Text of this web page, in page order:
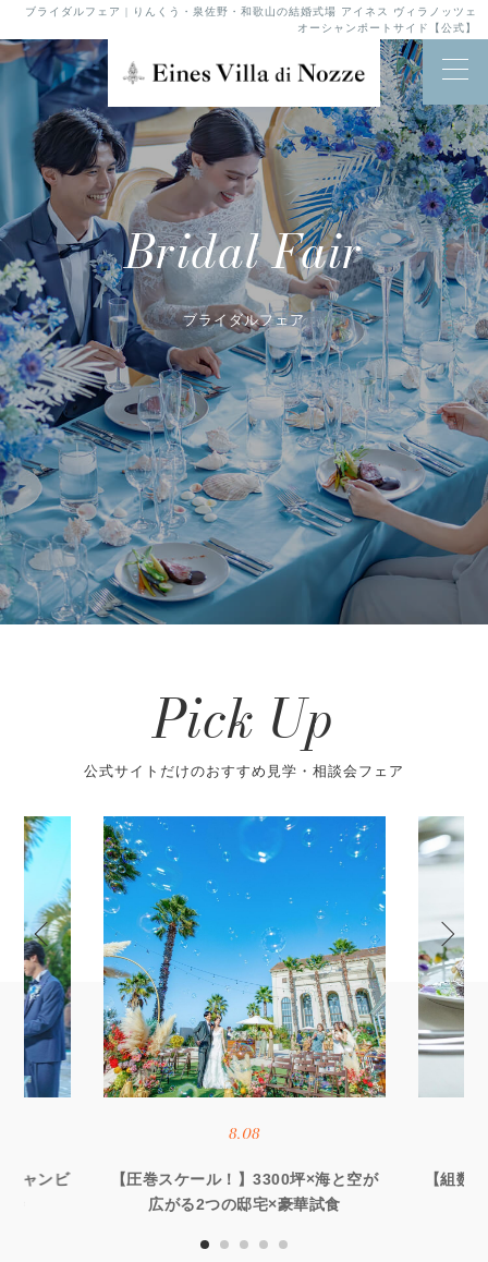
ブライダルフェア | りんくう・泉佐野・和歌山の結婚式場 アイネス ヴィラノッツェ
オーシャンポートサイド【公式】
Bridal Fair
ブライダルフェア
Pick Up
公式サイトだけのおすすめ見学・相談会フェア
シャンビ
8.08
【圧巻スケール！】3300坪×海と空が
広がる2つの邸宅×豪華試食
【組数